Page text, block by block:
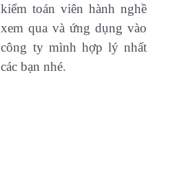
kiểm toán viên hành nghề
xem qua và ứng dụng vào
công ty mình hợp lý nhất
các bạn nhé.